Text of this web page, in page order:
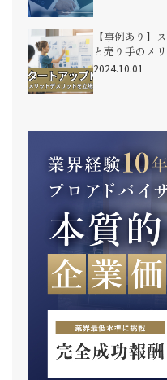
【事例あり】
と売り手のメ
2024.10.01